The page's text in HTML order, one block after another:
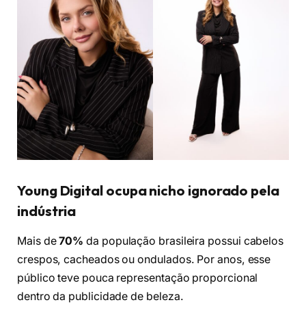
Young Digital ocupa nicho ignorado pela
indústria
Mais de70% da população brasileira possui cabelos
crespos, cacheados ou ondulados. Por anos, esse
público teve pouca representação proporcional
dentro da publicidade de beleza.